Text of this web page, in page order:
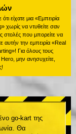
είχατε μια «Εμπειρία
χωρίς να ντυθείτε σαν
στολές που μπορείτε να
αυτήν την εμπειρία «Real
Για όλους τους
μην ανησυχείτε,
go-kart της
Θα